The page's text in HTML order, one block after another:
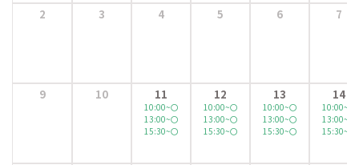
2 3 4 5 6 7
9 10 11
10:00~〇
13:00~〇
15:30~〇
12
10:00~〇
13:00~〇
15:30~〇
13
10:00~〇
13:00~〇
15:30~〇
14
10:00~〇
13:00~〇
15:30~〇